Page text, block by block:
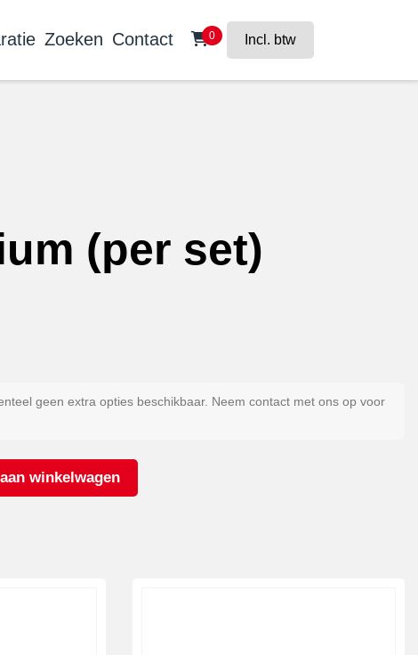
Zoeken Contact 0 Incl. btw
(per set)
geen extra opties beschikbaar. Neem contact met ons op voor
winkelwagen